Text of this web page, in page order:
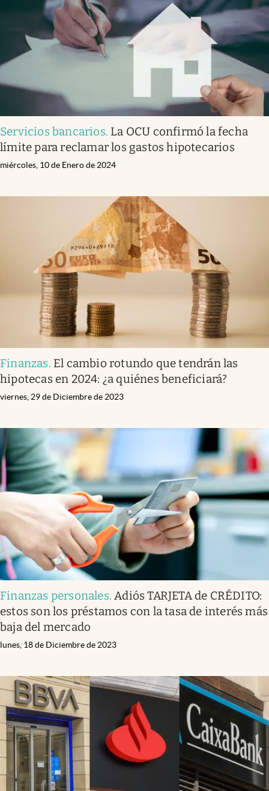
Servicios bancarios. La OCU confirmó la fecha
límite para reclamar los gastos hipotecarios
miércoles, 10 de Enero de 2024
Finanzas. El cambio rotundo que tendrán las
hipotecas en 2024: ¿a quiénes beneficiará?
viernes, 29 de Diciembre de 2023
Finanzas personales. Adiós TARJETA de CRÉDITO:
estos son los préstamos con la tasa de interés más
baja del mercado
lunes, 18 de Diciembre de 2023